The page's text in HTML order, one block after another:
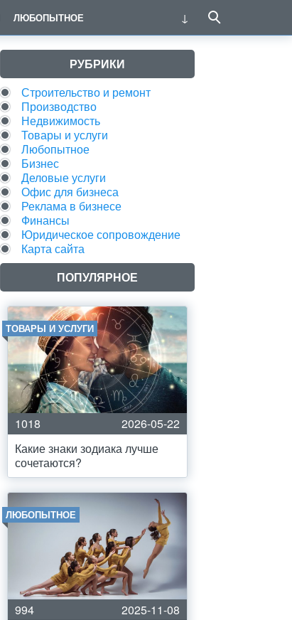
ЛЮБОПЫТНОЕ
РУБРИКИ
Строительство и ремонт
Производство
Недвижимость
Товары и услуги
Любопытное
Бизнес
Деловые услуги
Офис для бизнеса
Реклама в бизнесе
Финансы
Юридическое сопровождение
Карта сайта
ПОПУЛЯРНОЕ
ТОВАРЫ И УСЛУГИ
1018
2026-05-22
Какие знаки зодиака лучше
сочетаются?
ЛЮБОПЫТНОЕ
994
2025-11-08